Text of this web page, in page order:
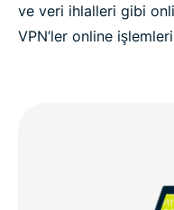
ve veri ihlalleri gibi
VPN’ler online